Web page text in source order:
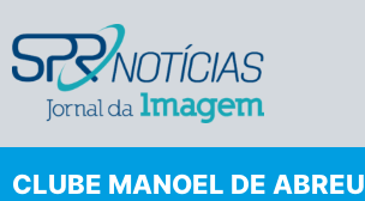
CLUBE MANOEL DE ABREU